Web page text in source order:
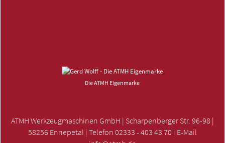
Die ATMH Eigenmarke
ATMH Werkzeugmaschinen GmbH | Scharpenberger Str. 96-98 |
58256 Ennepetal | Telefon 02333 - 403 43 70 | E-Mail